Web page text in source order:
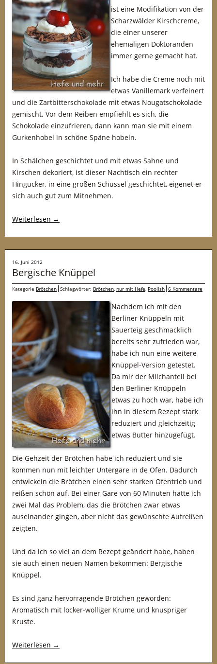
ist eine Modifikation von der
Scharzwälder Kirschcreme,
die einer unserer
ehemaligen Doktoranden
immer gerne gemacht hat.
Ich habe die Creme noch mit
etwas Vanillemark verfeinert
und die Zartbitterschokolade mit etwas Nougatschokolade
gemischt. Vor dem Reiben empfiehlt es sich, die
Schokolade einzufrieren, dann kann man sie mit einem
Gurkenhobel in schöne Späne hobeln.
In Schälchen geschichtet und mit etwas Sahne und
Kirschen dekoriert, ist dieser Nachtisch ein rechter
Hingucker, in eine großen Schüssel geschichtet, eigenet er
sich auch gut zum Mitnehmen.
Weiterlesen →
16. Juni 2012
Bergische Knüppel
Kategorie Brötchen Schlagwörter: Brötchen, nur mit Hefe, Poolish 6 Kommentare
Nachdem ich mit den
Berliner Knüppeln mit
Sauerteig geschmacklich
bereits sehr zufrieden war,
habe ich nun eine weitere
Knüppel-Version getestet.
Da mir der Milchanteil bei
den Berliner Knüppeln
etwas zu hoch war, habe ich
ihn in diesem Rezept stark
reduziert und gleichzeitig
etwas Butter hinzugefügt.
Die Gehzeit der Brötchen habe ich reduziert und sie
kommen nun mit leichter Untergare in de Ofen. Dadurch
entwickeln die Brötchen einen sehr starken Ofentrieb und
reißen schön auf. Bei einer Gare von 60 Minuten hatte ich
zwei Mal das Problem, das die Brötchen zwar etwas
auseinander gingen, aber nicht das gewünschte Aufreißen
zeigten.
Und da ich so viel an dem Rezept geändert habe, haben
sie auch einen neuen Namen bekommen: Bergische
Knüppel.
Es sind ganz hervorragende Brötchen geworden:
Aromatisch mit locker-wolliger Krume und knuspriger
Kruste.
Weiterlesen →